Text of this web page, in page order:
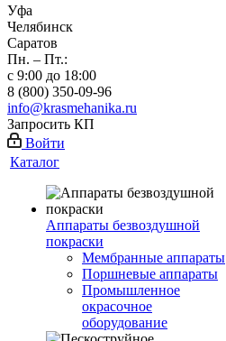
Уфа
Челябинск
Саратов
Пн. – Пт.:
с 9:00 до 18:00
8 (800) 350-09-96
info@krasmehanika.ru
Запросить КП
Войти
Каталог
Аппараты безвоздушной
покраски
Мембранные аппараты
Поршневые аппараты
Промышленное
окрасочное
оборудование